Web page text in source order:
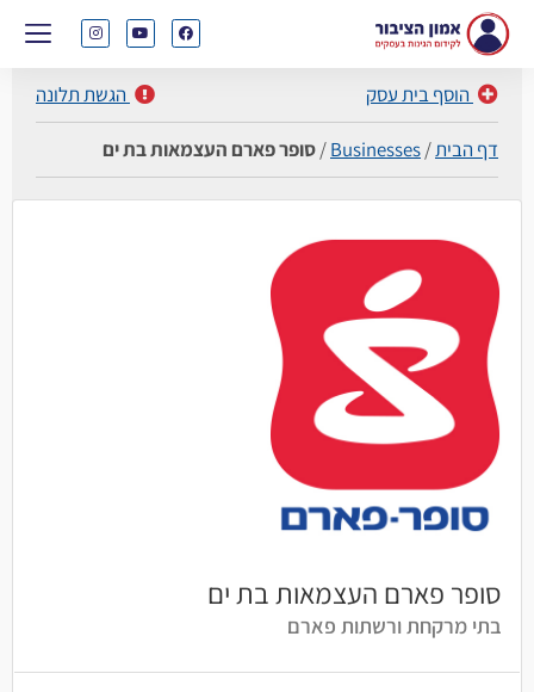
הוסף בית עסק הגשת תלונה
דף הבית/
Businesses
/סופר פארם העצמאות בת ים
סופר פארם העצמאות בת ים
בתי מרקחת ורשתות פארם